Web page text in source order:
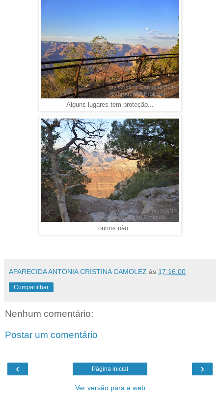
Alguns lugares tem proteção...
... outros não.
APARECIDA ANTONIA CRISTINA CAMOLEZ às 17:16:00
Compartilhar
Nenhum comentário:
Postar um comentário
‹ ›
Página inicial
Ver versão para a web